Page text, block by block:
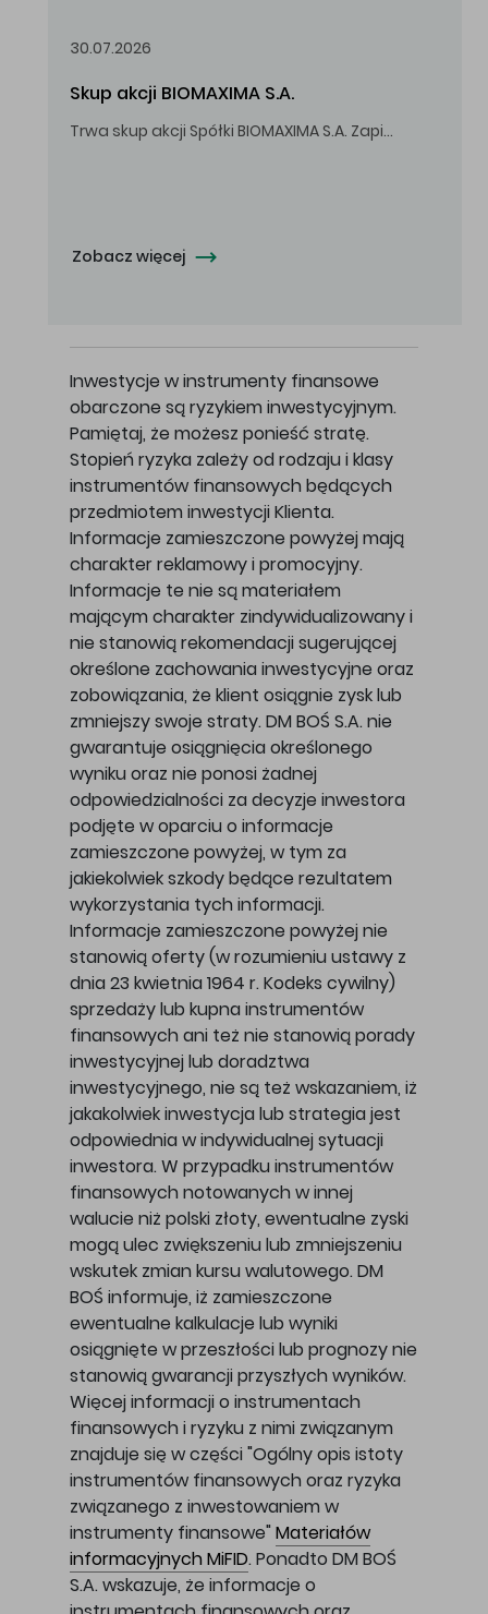
30.07.2026
Skup akcji BIOMAXIMA S.A.
Trwa skup akcji Spółki BIOMAXIMA S.A. Zapisy do 4 sierpnia 2026 r. do godz. 16.00.
Zobacz więcej
Inwestycje w instrumenty finansowe
obarczone są ryzykiem inwestycyjnym.
Pamiętaj, że możesz ponieść stratę.
Stopień ryzyka zależy od rodzaju i klasy
instrumentów finansowych będących
przedmiotem inwestycji Klienta.
Informacje zamieszczone powyżej mają
charakter reklamowy i promocyjny.
Informacje te nie są materiałem
mającym charakter zindywidualizowany i
nie stanowią rekomendacji sugerującej
określone zachowania inwestycyjne oraz
zobowiązania, że klient osiągnie zysk lub
zmniejszy swoje straty. DM BOŚ S.A. nie
gwarantuje osiągnięcia określonego
wyniku oraz nie ponosi żadnej
odpowiedzialności za decyzje inwestora
podjęte w oparciu o informacje
zamieszczone powyżej, w tym za
jakiekolwiek szkody będące rezultatem
wykorzystania tych informacji.
Informacje zamieszczone powyżej nie
stanowią oferty (w rozumieniu ustawy z
dnia 23 kwietnia 1964 r. Kodeks cywilny)
sprzedaży lub kupna instrumentów
finansowych ani też nie stanowią porady
inwestycyjnej lub doradztwa
inwestycyjnego, nie są też wskazaniem, iż
jakakolwiek inwestycja lub strategia jest
odpowiednia w indywidualnej sytuacji
inwestora. W przypadku instrumentów
finansowych notowanych w innej
walucie niż polski złoty, ewentualne zyski
mogą ulec zwiększeniu lub zmniejszeniu
wskutek zmian kursu walutowego. DM
BOŚ informuje, iż zamieszczone
ewentualne kalkulacje lub wyniki
osiągnięte w przeszłości lub prognozy nie
stanowią gwarancji przyszłych wyników.
Więcej informacji o instrumentach
finansowych i ryzyku z nimi związanym
znajduje się w części "Ogólny opis istoty
instrumentów finansowych oraz ryzyka
związanego z inwestowaniem w
instrumenty finansowe" Materiałów
informacyjnych MiFID. Ponadto DM BOŚ
S.A. wskazuje, że informacje o